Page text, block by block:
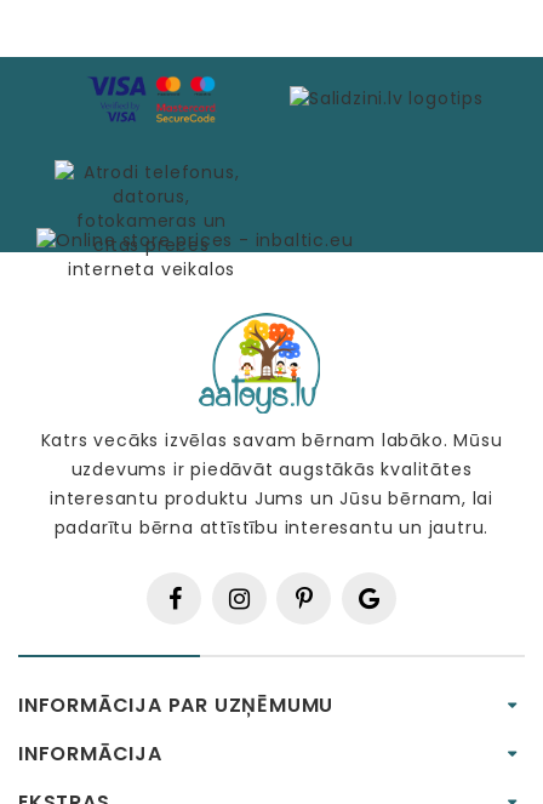
Katrs vecāks izvēlas savam bērnam labāko. Mūsu
uzdevums ir piedāvāt augstākās kvalitātes
interesantu produktu Jums un Jūsu bērnam, lai
padarītu bērna attīstību interesantu un jautru.
INFORMĀCIJA PAR UZŅĒMUMU
INFORMĀCIJA